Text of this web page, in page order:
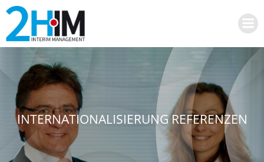
INTERNATIONALISIERUNG REFERENZEN